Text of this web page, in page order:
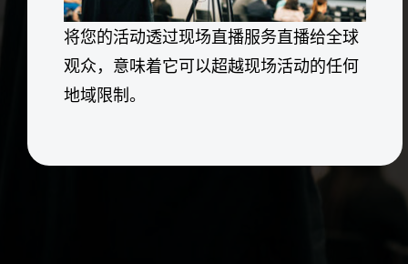
将您的活动透过现场直播服务直播给全球
观众，意味着它可以超越现场活动的任何
地域限制。